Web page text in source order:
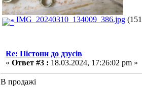
IMG_20240310_134009_386.jpg
Re: Пістони до дзусів
« Ответ #3 : 18.03.2024, 17:26:02 pm »
В продажі